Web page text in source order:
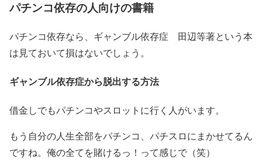
パチンコ依存の人向けの書籍
パチンコ依存なら、ギャンブル依存症 田辺等著という本
は見ておいて損はないでしょう。
ギャンブル依存症から脱出する方法
借金しでもパチンコやスロットに行く人がいます。
もう自分の人生全部をパチンコ、パチスロにまかせてるん
ですね。 俺の全てを賭けるっ！ って感じで（笑）